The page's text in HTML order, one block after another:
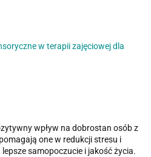
w terapii zajęciowej dla
wpływ na dobrostan osób z
one w redukcji stresu i
samopoczucie i jakość życia.